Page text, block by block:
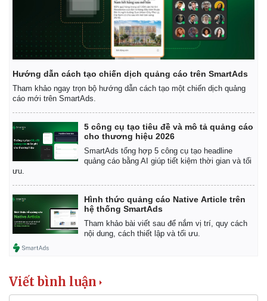
Cuộc sống đó đây
Video
Ảnh
E-Magazine
Infographic
Hướng dẫn cách tạo chiến dịch quảng cáo trên SmartAds
Tham khảo ngay trọn bộ hướng dẫn cách tạo một chiến dịch quảng
cáo mới trên SmartAds.
5 công cụ tạo tiêu đề và mô tả quảng cáo
cho thương hiệu 2026
SmartAds tổng hợp 5 công cụ tạo headline
quảng cáo bằng AI giúp tiết kiệm thời gian và tối
ưu.
Hình thức quảng cáo Native Article trên
hệ thống SmartAds
Tham khảo bài viết sau để nắm vị trí, quy cách
nội dung, cách thiết lập và tối ưu.
Viết bình luận